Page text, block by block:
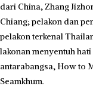
dari China, Zhang
Chiang; pelakon dan
pelakon terkenal
lakonan menyentuh
antarabangsa, How to
Seamkhum.